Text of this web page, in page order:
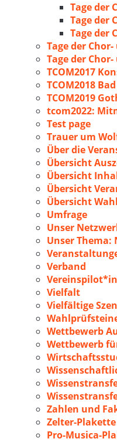
Tage der
Tage der
Tage der
Tage der
Tage der
TCOM2017
TCOM2018
TCOM2019
tcom2022:
Test page
Trauer um
Über die
Übersicht
Übersicht
Übersicht
Übersicht
Umfrage
Unser
Unser
Verband
Vielfalt
Vielfältige
Wettbewerb
Wettbewerb
Zahlen und
Zelter-Plakette
Pro-Musica-